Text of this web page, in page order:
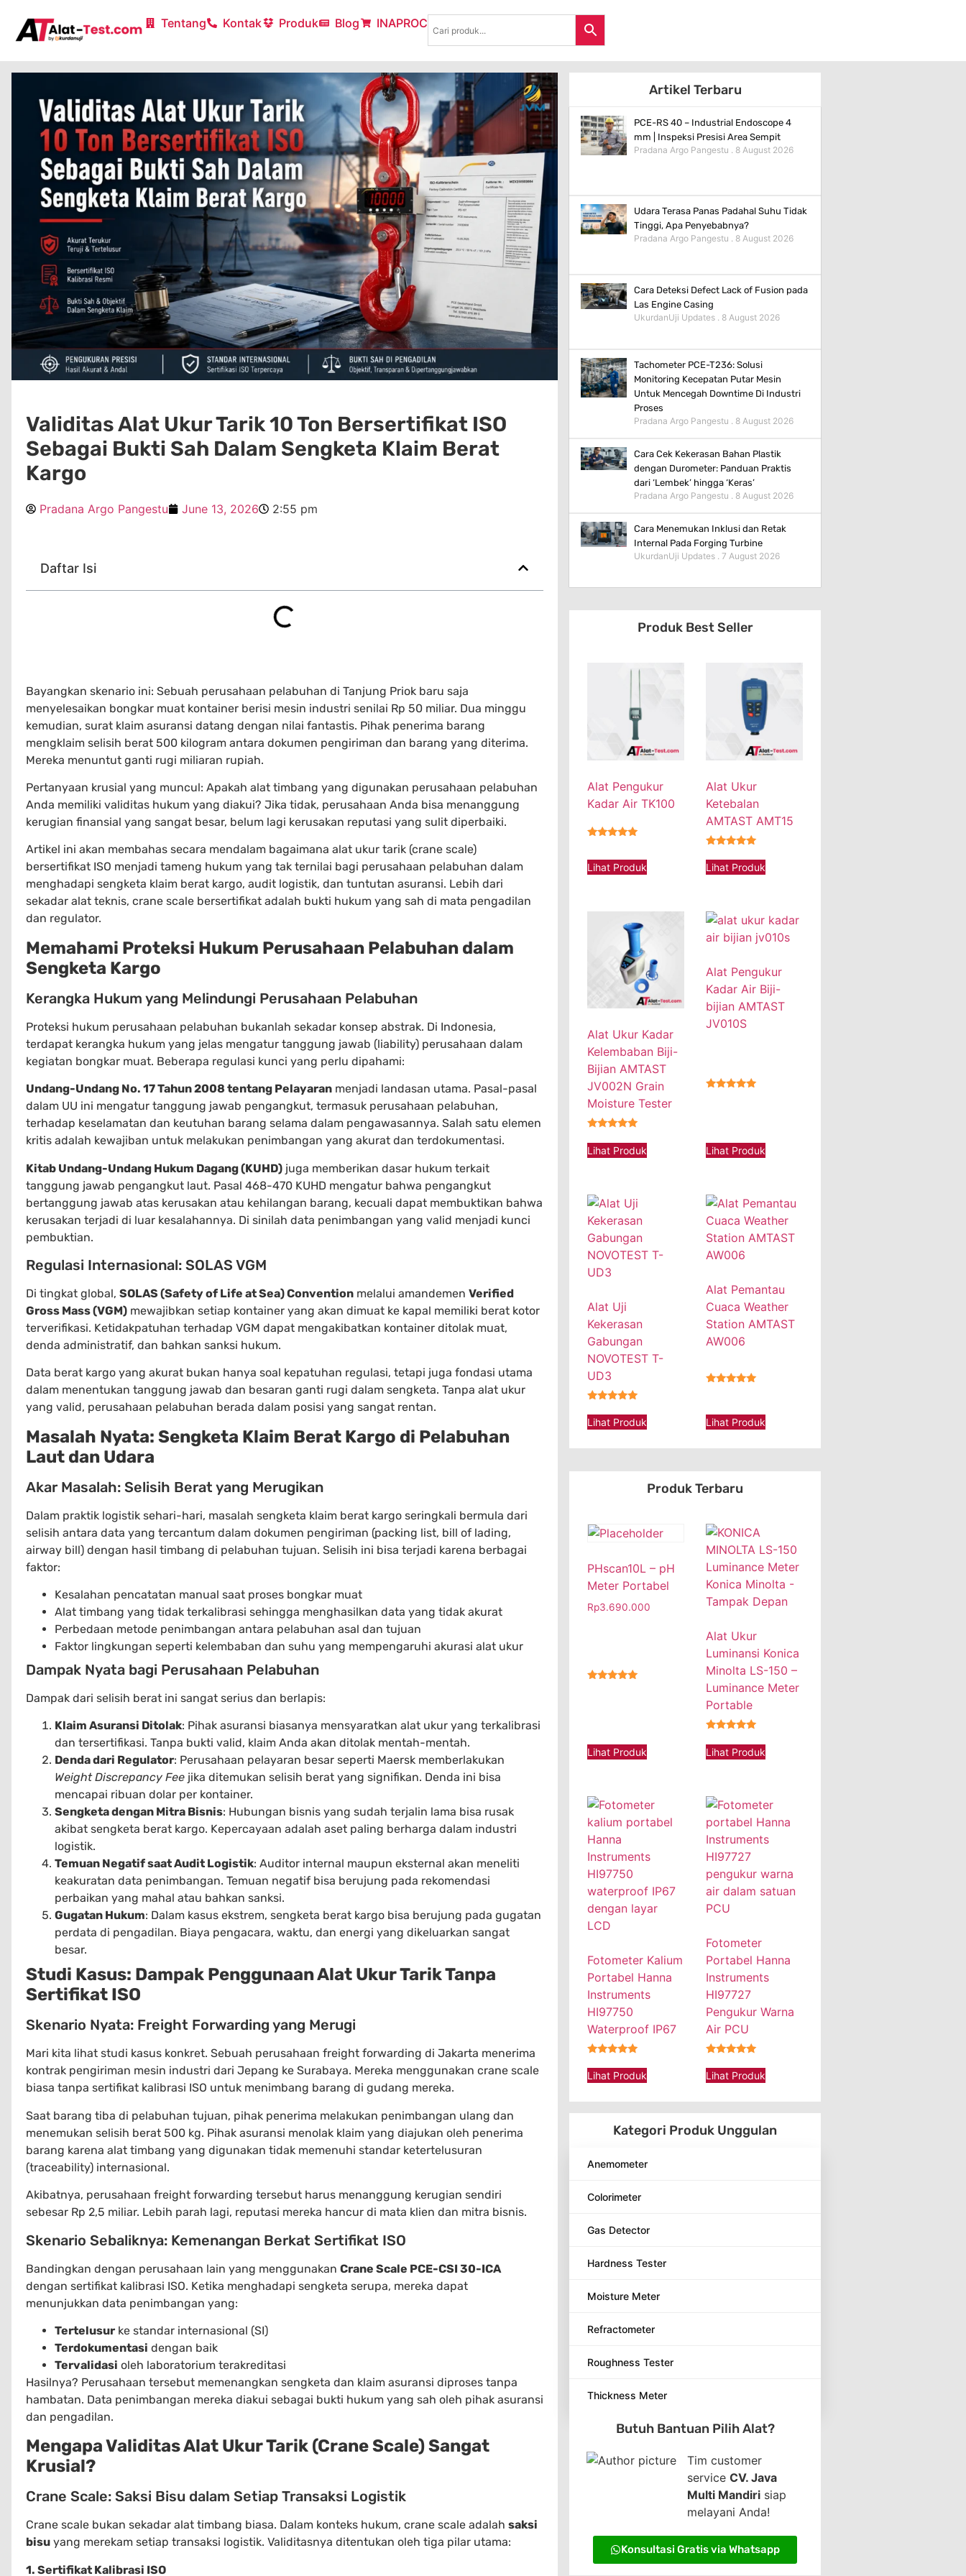
Tentang Kontak Produk Blog INAPROC
Validitas Alat Ukur Tarik 10 Ton Bersertifikat ISO
Sebagai Bukti Sah Dalam Sengketa Klaim Berat
Kargo
Pradana Argo Pangestu June 13, 2026 2:55 pm
Daftar Isi
Bayangkan skenario ini: Sebuah perusahaan pelabuhan di Tanjung Priok baru saja
menyelesaikan bongkar muat kontainer berisi mesin industri senilai Rp 50 miliar. Dua minggu
kemudian, surat klaim asuransi datang dengan nilai fantastis. Pihak penerima barang
mengklaim selisih berat 500 kilogram antara dokumen pengiriman dan barang yang diterima.
Mereka menuntut ganti rugi miliaran rupiah.
Pertanyaan krusial yang muncul: Apakah alat timbang yang digunakan perusahaan pelabuhan
Anda memiliki validitas hukum yang diakui? Jika tidak, perusahaan Anda bisa menanggung
kerugian finansial yang sangat besar, belum lagi kerusakan reputasi yang sulit diperbaiki.
Artikel ini akan membahas secara mendalam bagaimana alat ukur tarik (crane scale)
bersertifikat ISO menjadi tameng hukum yang tak ternilai bagi perusahaan pelabuhan dalam
menghadapi sengketa klaim berat kargo, audit logistik, dan tuntutan asuransi. Lebih dari
sekadar alat teknis, crane scale bersertifikat adalah bukti hukum yang sah di mata pengadilan
dan regulator.
Memahami Proteksi Hukum Perusahaan Pelabuhan dalam
Sengketa Kargo
Kerangka Hukum yang Melindungi Perusahaan Pelabuhan
Proteksi hukum perusahaan pelabuhan bukanlah sekadar konsep abstrak. Di Indonesia,
terdapat kerangka hukum yang jelas mengatur tanggung jawab (liability) perusahaan dalam
kegiatan bongkar muat. Beberapa regulasi kunci yang perlu dipahami:
Undang-Undang No. 17 Tahun 2008 tentang Pelayaran menjadi landasan utama. Pasal-pasal
dalam UU ini mengatur tanggung jawab pengangkut, termasuk perusahaan pelabuhan,
terhadap keselamatan dan keutuhan barang selama dalam pengawasannya. Salah satu elemen
kritis adalah kewajiban untuk melakukan penimbangan yang akurat dan terdokumentasi.
Kitab Undang-Undang Hukum Dagang (KUHD) juga memberikan dasar hukum terkait
tanggung jawab pengangkut laut. Pasal 468-470 KUHD mengatur bahwa pengangkut
bertanggung jawab atas kerusakan atau kehilangan barang, kecuali dapat membuktikan bahwa
kerusakan terjadi di luar kesalahannya. Di sinilah data penimbangan yang valid menjadi kunci
pembuktian.
Regulasi Internasional: SOLAS VGM
Di tingkat global, SOLAS (Safety of Life at Sea) Convention melalui amandemen Verified
Gross Mass (VGM) mewajibkan setiap kontainer yang akan dimuat ke kapal memiliki berat kotor
terverifikasi. Ketidakpatuhan terhadap VGM dapat mengakibatkan kontainer ditolak muat,
denda administratif, dan bahkan sanksi hukum.
Data berat kargo yang akurat bukan hanya soal kepatuhan regulasi, tetapi juga fondasi utama
dalam menentukan tanggung jawab dan besaran ganti rugi dalam sengketa. Tanpa alat ukur
yang valid, perusahaan pelabuhan berada dalam posisi yang sangat rentan.
Masalah Nyata: Sengketa Klaim Berat Kargo di Pelabuhan
Laut dan Udara
Akar Masalah: Selisih Berat yang Merugikan
Dalam praktik logistik sehari-hari, masalah sengketa klaim berat kargo seringkali bermula dari
selisih antara data yang tercantum dalam dokumen pengiriman (packing list, bill of lading,
airway bill) dengan hasil timbang di pelabuhan tujuan. Selisih ini bisa terjadi karena berbagai
faktor:
Kesalahan pencatatan manual saat proses bongkar muat
Alat timbang yang tidak terkalibrasi sehingga menghasilkan data yang tidak akurat
Perbedaan metode penimbangan antara pelabuhan asal dan tujuan
Faktor lingkungan seperti kelembaban dan suhu yang mempengaruhi akurasi alat ukur
Dampak Nyata bagi Perusahaan Pelabuhan
Dampak dari selisih berat ini sangat serius dan berlapis:
Klaim Asuransi Ditolak: Pihak asuransi biasanya mensyaratkan alat ukur yang terkalibrasi
dan tersertifikasi. Tanpa bukti valid, klaim Anda akan ditolak mentah-mentah.
Denda dari Regulator: Perusahaan pelayaran besar seperti Maersk memberlakukan
Weight Discrepancy Fee jika ditemukan selisih berat yang signifikan. Denda ini bisa
mencapai ribuan dolar per kontainer.
Sengketa dengan Mitra Bisnis: Hubungan bisnis yang sudah terjalin lama bisa rusak
akibat sengketa berat kargo. Kepercayaan adalah aset paling berharga dalam industri
logistik.
Temuan Negatif saat Audit Logistik: Auditor internal maupun eksternal akan meneliti
keakuratan data penimbangan. Temuan negatif bisa berujung pada rekomendasi
perbaikan yang mahal atau bahkan sanksi.
Gugatan Hukum: Dalam kasus ekstrem, sengketa berat kargo bisa berujung pada gugatan
perdata di pengadilan. Biaya pengacara, waktu, dan energi yang dikeluarkan sangat
besar.
Studi Kasus: Dampak Penggunaan Alat Ukur Tarik Tanpa
Sertifikat ISO
Skenario Nyata: Freight Forwarding yang Merugi
Mari kita lihat studi kasus konkret. Sebuah perusahaan freight forwarding di Jakarta menerima
kontrak pengiriman mesin industri dari Jepang ke Surabaya. Mereka menggunakan crane scale
biasa tanpa sertifikat kalibrasi ISO untuk menimbang barang di gudang mereka.
Saat barang tiba di pelabuhan tujuan, pihak penerima melakukan penimbangan ulang dan
menemukan selisih berat 500 kg. Pihak asuransi menolak klaim yang diajukan oleh penerima
barang karena alat timbang yang digunakan tidak memenuhi standar ketertelusuran
(traceability) internasional.
Akibatnya, perusahaan freight forwarding tersebut harus menanggung kerugian sendiri
sebesar Rp 2,5 miliar. Lebih parah lagi, reputasi mereka hancur di mata klien dan mitra bisnis.
Skenario Sebaliknya: Kemenangan Berkat Sertifikat ISO
Bandingkan dengan perusahaan lain yang menggunakan Crane Scale PCE-CSI 30-ICA
dengan sertifikat kalibrasi ISO. Ketika menghadapi sengketa serupa, mereka dapat
menunjukkan data penimbangan yang:
Tertelusur ke standar internasional (SI)
Terdokumentasi dengan baik
Tervalidasi oleh laboratorium terakreditasi
Hasilnya? Perusahaan tersebut memenangkan sengketa dan klaim asuransi diproses tanpa
hambatan. Data penimbangan mereka diakui sebagai bukti hukum yang sah oleh pihak asuransi
dan pengadilan.
Mengapa Validitas Alat Ukur Tarik (Crane Scale) Sangat
Krusial?
Crane Scale: Saksi Bisu dalam Setiap Transaksi Logistik
Crane scale bukan sekadar alat timbang biasa. Dalam konteks hukum, crane scale adalah saksi
bisu yang merekam setiap transaksi logistik. Validitasnya ditentukan oleh tiga pilar utama:
1. Sertifikat Kalibrasi ISO
Artikel Terbaru
PCE-RS 40 – Industrial Endoscope 4
mm | Inspeksi Presisi Area Sempit
Pradana Argo Pangestu
8 August 2026
Udara Terasa Panas Padahal Suhu Tidak
Tinggi, Apa Penyebabnya?
Pradana Argo Pangestu
8 August 2026
Cara Deteksi Defect Lack of Fusion pada
Las Engine Casing
UkurdanUji Updates
8 August 2026
Tachometer PCE-T236: Solusi
Monitoring Kecepatan Putar Mesin
Untuk Mencegah Downtime Di Industri
Proses
Pradana Argo Pangestu
8 August 2026
Cara Cek Kekerasan Bahan Plastik
dengan Durometer: Panduan Praktis
dari ‘Lembek’ hingga ‘Keras’
Pradana Argo Pangestu
8 August 2026
Cara Menemukan Inklusi dan Retak
Internal Pada Forging Turbine
UkurdanUji Updates 7 August 2026
Produk Best Seller
Alat Pengukur
Kadar Air TK100
Lihat Produk
Alat Ukur
Ketebalan
AMTAST AMT15
Lihat Produk
Alat Ukur Kadar
Kelembaban Biji-
Bijian AMTAST
JV002N Grain
Moisture Tester
Lihat Produk
Alat Pengukur
Kadar Air Biji-
bijian AMTAST
JV010S
Lihat Produk
Alat Uji
Kekerasan
Gabungan
NOVOTEST T-
UD3
Lihat Produk
Alat Pemantau
Cuaca Weather
Station AMTAST
AW006
Lihat Produk
Produk Terbaru
PHscan10L – pH
Meter Portabel
Rp3.690.000
Lihat Produk
Alat Ukur
Luminansi Konica
Minolta LS-150 –
Luminance Meter
Portable
Lihat Produk
Fotometer Kalium
Portabel Hanna
Instruments
HI97750
Waterproof IP67
Lihat Produk
Fotometer
Portabel Hanna
Instruments
HI97727
Pengukur Warna
Air PCU
Lihat Produk
Kategori Produk Unggulan
Anemometer
Colorimeter
Gas Detector
Hardness Tester
Moisture Meter
Refractometer
Roughness Tester
Thickness Meter
Butuh Bantuan Pilih Alat?
Tim customer
serviceCV. Java
Multi Mandiri siap
melayani Anda!
Konsultasi Gratis via Whatsapp